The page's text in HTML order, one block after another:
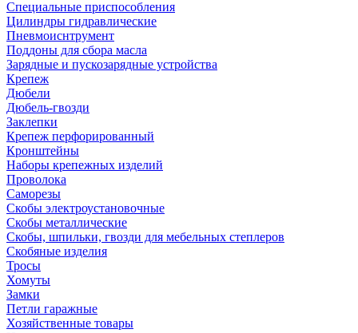
Специальные приспособления
Цилиндры гидравлические
Пневмоиснтрумент
Поддоны для сбора масла
Зарядные и пускозарядные устройства
Крепеж
Дюбели
Дюбель-гвозди
Заклепки
Крепеж перфорированный
Кронштейны
Наборы крепежных изделий
Проволока
Саморезы
Скобы электроустановочные
Скобы металлические
Скобы, шпильки, гвозди для мебельных степлеров
Скобяные изделия
Тросы
Хомуты
Замки
Петли гаражные
Хозяйственные товары